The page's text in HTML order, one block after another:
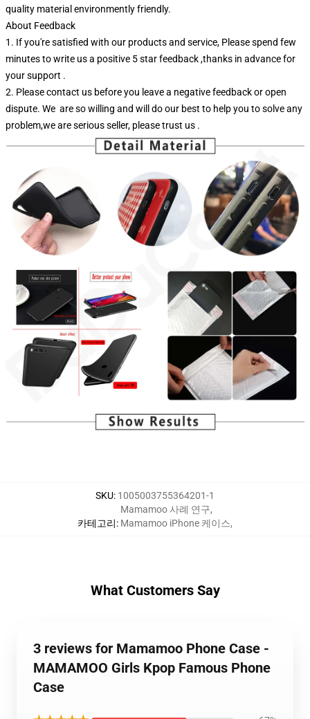
quality material environmently friendly.
About Feedback
1. If you're satisfied with our products and service, Please spend few
minutes to write us a positive 5 star feedback ,thanks in advance for
your support .
2. Please contact us before you leave a negative feedback or open
dispute. We are so willing and will do our best to help you to solve any
problem,we are serious seller, please trust us .
SKU: 1005003755364201-1
카테고리:
Mamamoo 사례 연구,
Mamamoo iPhone 케이스,
What Customers Say
3 reviews for Mamamoo Phone Case -
MAMAMOO Girls Kpop Famous Phone
Case